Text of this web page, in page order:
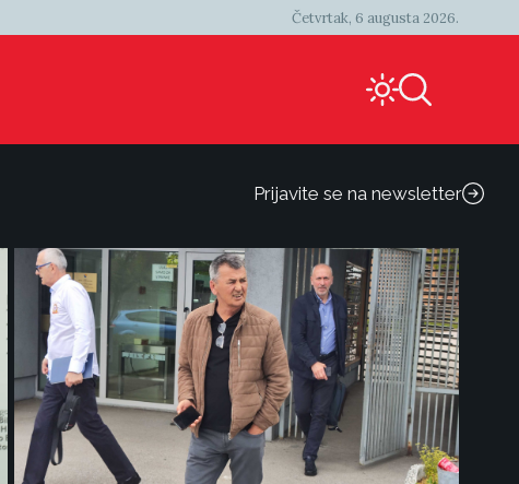
Četvrtak, 6 augusta 2026.
Prijavite se na newsletter